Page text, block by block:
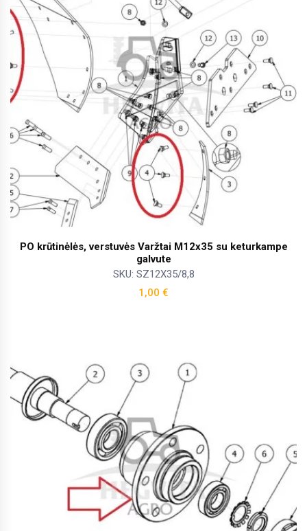
PO krūtinėlės, verstuvės Varžtai M12x35 su keturkampe
galvute
SKU: SZ12X35/8,8
1,00 €